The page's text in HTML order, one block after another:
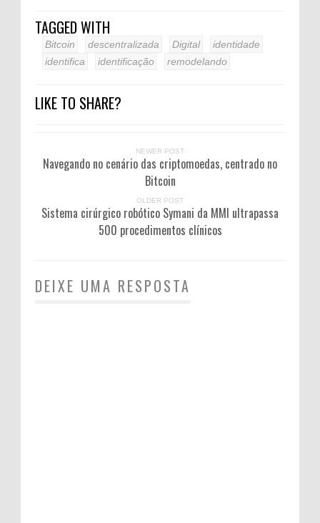
TAGGED WITH
Bitcoin descentralizada Digital
identidade
identifica
identificação remodelando
LIKE TO SHARE?
NEWER POST
Navegando no cenário das criptomoedas, centrado no
Bitcoin
OLDER POST
Sistema cirúrgico robótico Symani da MMI ultrapassa
500 procedimentos clínicos
DEIXE UMA RESPOSTA